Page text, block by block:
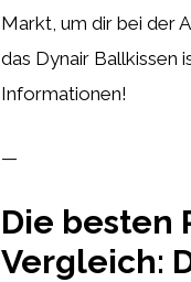
Markt, um dir bei der
das Dynair Ballkissen
Informationen!
—
Die besten
Vergleich: